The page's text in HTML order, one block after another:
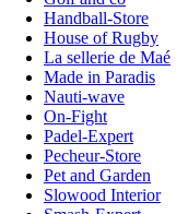
Handball-Store
House of Rugby
La sellerie de Maé
Made in Paradis
Nauti-wave
On-Fight
Padel-Expert
Pecheur-Store
Pet and Garden
Slowood Interior